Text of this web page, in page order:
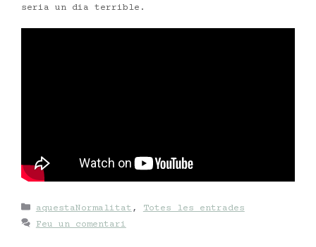
seria un dia terrible.
Categories
aquestaNormalitat , Totes les entrades
Feu un comentari